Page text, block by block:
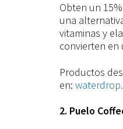
Obten un
una
vitaminas y
convierten en
Productos
en:
2. Puelo